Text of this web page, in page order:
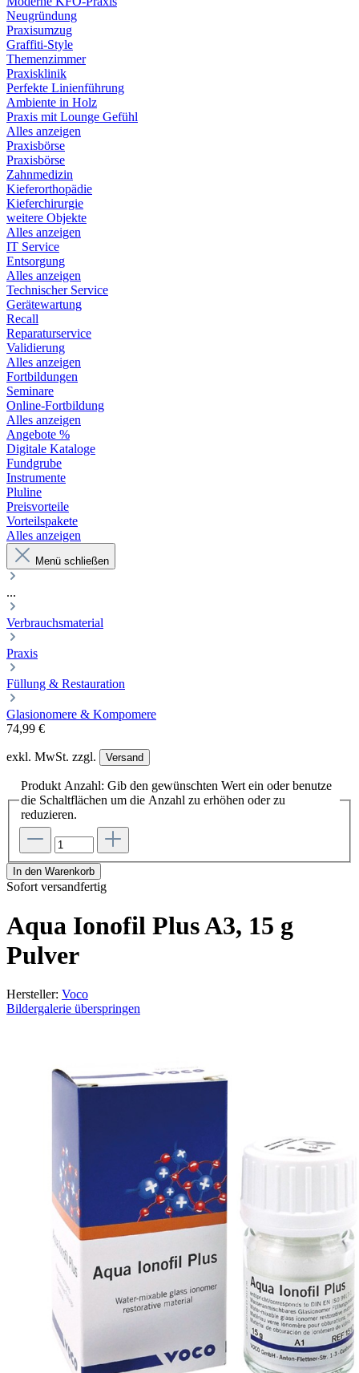
Neugründung
Praxisumzug
Graffiti-Style
Themenzimmer
Praxisklinik
Perfekte Linienführung
Ambiente in Holz
Praxis mit Lounge Gefühl
Alles anzeigen
Praxisbörse
Praxisbörse
Zahnmedizin
Kieferorthopädie
Kieferchirurgie
weitere Objekte
Alles anzeigen
IT Service
Entsorgung
Alles anzeigen
Technischer Service
Gerätewartung
Recall
Reparaturservice
Validierung
Alles anzeigen
Fortbildungen
Seminare
Online-Fortbildung
Alles anzeigen
Angebote %
Digitale Kataloge
Fundgrube
Instrumente
Pluline
Preisvorteile
Vorteilspakete
Alles anzeigen
Menü schließen
...
Verbrauchsmaterial
Praxis
Füllung & Restauration
Glasionomere & Kompomere
74,99 €
exkl. MwSt. zzgl. Versand
Produkt Anzahl: Gib den gewünschten Wert ein oder benutze
die Schaltflächen um die Anzahl zu erhöhen oder zu
reduzieren.
In den Warenkorb
Sofort versandfertig
Aqua Ionofil Plus A3, 15 g
Pulver
Hersteller: Voco
Bildergalerie überspringen